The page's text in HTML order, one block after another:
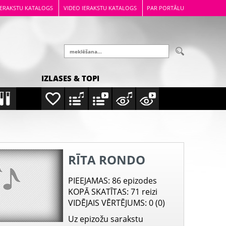
KATALOGS VIDEO IERAKSTU KATALOGS PAR PORTĀLU
IZLASES & TOPI
RĪTA RONDO
PIEEJAMAS: 86 epizodes
KOPĀ SKATĪTAS: 71 reizi
VIDĒJAIS VĒRTĒJUMS: 0 (0)
Uz epizožu sarakstu